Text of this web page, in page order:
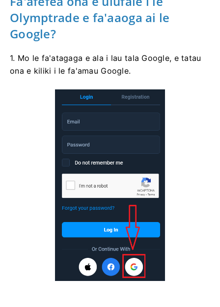
Olymptrade e fa'aaoga ai le
Google?
1. Mo le fa'atagaga e ala i lau tala Google, e tatau
ona e kiliki i le fa'amau Google.